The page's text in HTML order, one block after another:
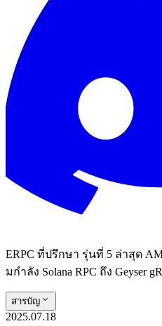
ERPC ที่ปรึกษา รุ่นที่ 5 ล่าสุด
มกําลัง Solana RPC ถึง Geyser
สารบัญ
2025.07.18